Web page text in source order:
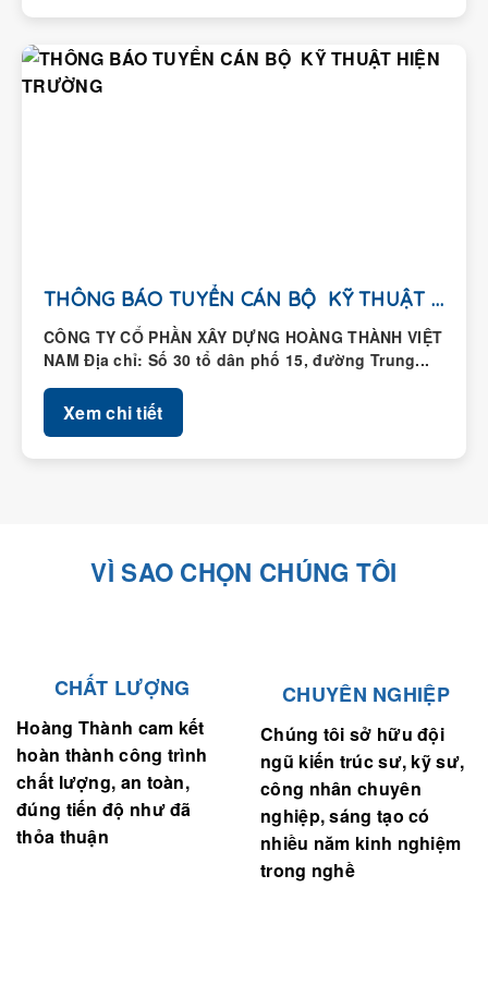
THÔNG BÁO TUYỂN CÁN BỘ KỸ THUẬT HIỆN...
CÔNG TY CỔ PHẦN XÂY DỰNG HOÀNG THÀNH VIỆT
NAM Địa chỉ: Số 30 tổ dân phố 15, đường Trung...
Xem chi tiết
VÌ SAO CHỌN CHÚNG TÔI
CHẤT LƯỢNG
Hoàng Thành cam kết
hoàn thành công trình
chất lượng, an toàn,
đúng tiến độ như đã
thỏa thuận
CHUYÊN NGHIỆP
Chúng tôi sở hữu đội
ngũ kiến trúc sư, kỹ sư,
công nhân chuyên
nghiệp, sáng tạo có
nhiều năm kinh nghiệm
trong nghề